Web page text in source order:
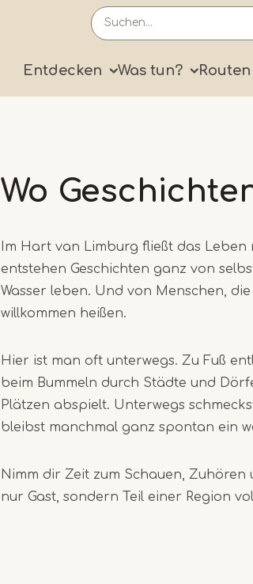
Primary
Entdecken Was tun? Routen
Wo
Im Hart van Limburg fließt das
entstehen Geschichten ganz von
Wasser leben. Und von Menschen,
willkommen heißen.
Hier ist man oft unterwegs. Zu Fuß
beim Bummeln durch Städte und
Plätzen abspielt. Unterwegs
bleibst manchmal ganz spontan ein
Nimm dir Zeit zum Schauen,
nur Gast, sondern Teil einer Region